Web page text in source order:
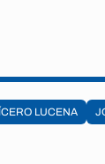
LUCENA